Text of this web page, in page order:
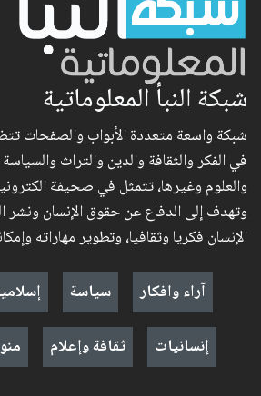
شبكة النبأ المعلوماتية
شبكة واسعة متعددة الأبواب والصفحات
في الفكر والثقافة والدين والتراث
والعلوم وغيرها، تتمثل في صحيفة
وتهدف إلى الدفاع عن حقوق الإنسان ونشر
الإنسان فكريا وثقافيا، وتطوير مهاراته
آراء وافكار
سياسة
إنسانيات
ثقافة وإعلام